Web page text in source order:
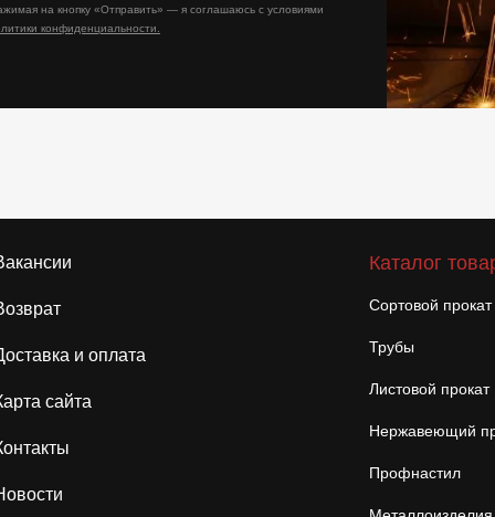
на кнопку «Отправить» — я соглашаюсь с условиями
конфиденциальности.
и оплата
сайта
Каталог
Сортовой прокат
Трубы
Листовой прокат
Нержавеющий
Профнастил